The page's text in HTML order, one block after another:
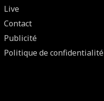
Live
Contact
Publicité
Politique de confidentialité